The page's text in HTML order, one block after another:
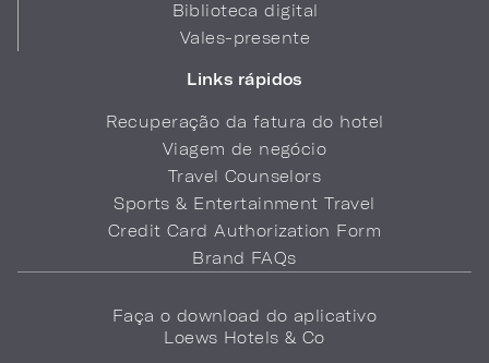
Biblioteca digital
Vales-presente
Links rápidos
Recuperação da fatura do hotel
Viagem de negócio
Travel Counselors
Sports & Entertainment Travel
Credit Card Authorization Form
Brand FAQs
Faça o download do aplicativo
Loews Hotels & Co